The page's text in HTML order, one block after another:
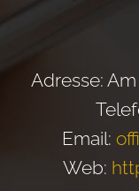
Adresse:
Email:
Web: